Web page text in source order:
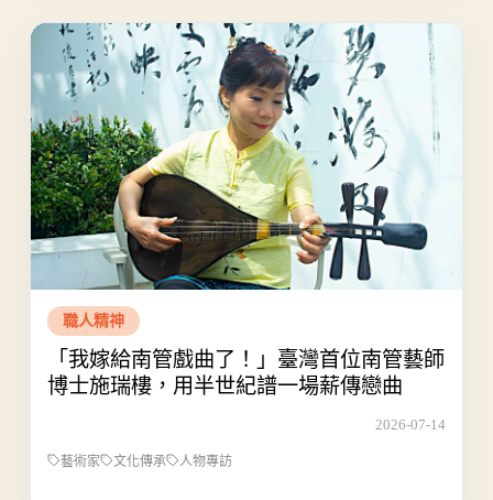
職人精神
「我嫁給南管戲曲了！」臺灣首位南管藝師
博士施瑞樓，用半世紀譜一場薪傳戀曲
2026-07-14
藝術家 文化傳承 人物專訪